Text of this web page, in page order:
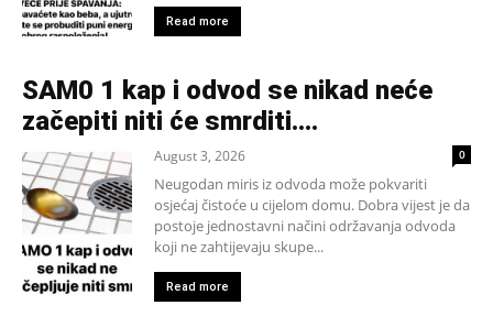
Read more
SAM0 1 kap i odvod se nikad neće
začepiti niti će smrditi….
August 3, 2026 0
Neugodan miris iz odvoda može pokvariti
osjećaj čistoće u cijelom domu. Dobra vijest je da
postoje jednostavni načini održavanja odvoda
koji ne zahtijevaju skupe...
Read more